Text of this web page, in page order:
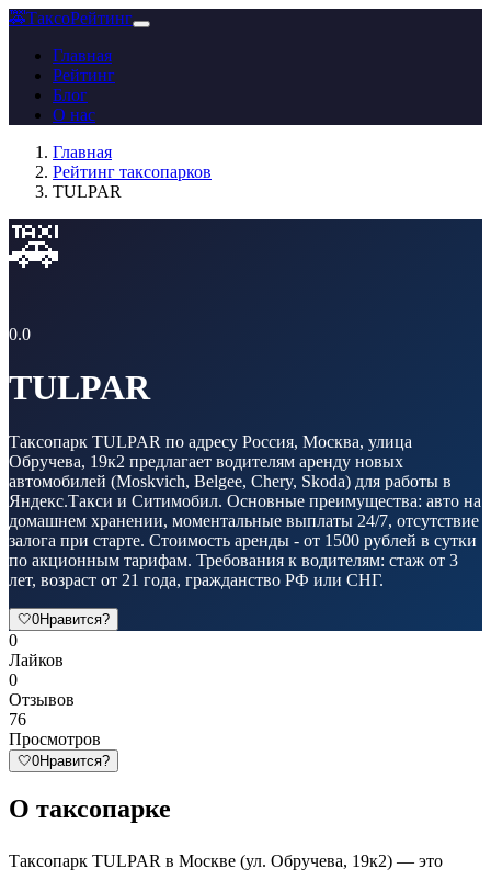
🚕ТаксоРейтинг
Главная
Рейтинг
Блог
О нас
Главная
Рейтинг таксопарков
TULPAR
🚕
0.0
TULPAR
Таксопарк TULPAR по адресу Россия, Москва, улица
Обручева, 19к2 предлагает водителям аренду новых
автомобилей (Moskvich, Belgee, Chery, Skoda) для работы в
Яндекс.Такси и Ситимобил. Основные преимущества: авто на
домашнем хранении, моментальные выплаты 24/7, отсутствие
залога при старте. Стоимость аренды - от 1500 рублей в сутки
по акционным тарифам. Требования к водителям: стаж от 3
лет, возраст от 21 года, гражданство РФ или СНГ.
🤍0Нравится?
0
Лайков
0
Отзывов
76
Просмотров
🤍0Нравится?
О таксопарке
Таксопарк TULPAR в Москве (ул. Обручева, 19к2) — это